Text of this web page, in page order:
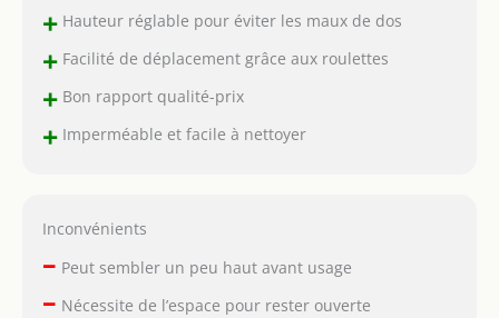
+Hauteur réglable pour éviter les maux de dos
+Facilité de déplacement grâce aux roulettes
+Bon rapport qualité-prix
+Imperméable et facile à nettoyer
Inconvénients
– Peut sembler un peu haut avant usage
– Nécessite de l’espace pour rester ouverte